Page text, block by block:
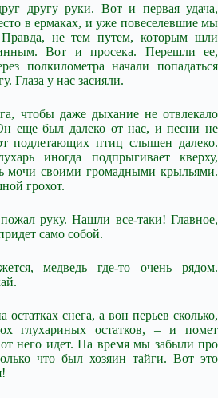
другу руки. Вот и первая удача,
в ермаках, и уже повеселевшие мы
Правда, не тем путем, которым шли
Вот и просека. Перешли ее,
полкилометра начали попадаться
Глаза у нас засияли.
чтобы даже дыхание не отвлекало
еще был далеко от нас, и песни не
подлетающих птиц слышен далеко.
иногда подпрыгивает кверху,
мочи своими громадными крыльями.
грохот.
руку. Нашли все-таки! Главное,
само собой.
медведь где-то очень рядом.
снега, а вон перьев сколько,
глухариных остатков, – и помет
него идет. На время мы забыли про
что был хозяин тайги. Вот это